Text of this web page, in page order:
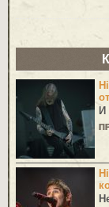
И